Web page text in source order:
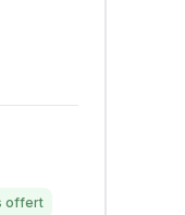
offert